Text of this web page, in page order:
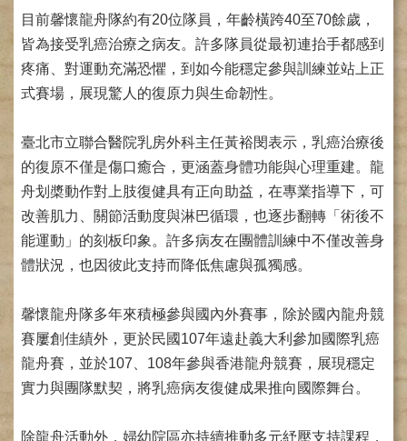
(Health
Management
Center)
醫
費
基
準
電
子
病
歷
施
範
圍
交
目前馨懷龍舟隊約有20位隊員，年齡橫跨40至70餘歲，
皆為接受乳癌治療之病友。許多隊員從最初連抬手都感到
疼痛、對運動充滿恐懼，到如今能穩定參與訓練並站上正
式賽場，展現驚人的復原力與生命韌性。
臺北市立聯合醫院乳房外科主任黃裕閔表示，乳癌治療後
的復原不僅是傷口癒合，更涵蓋身體功能與心理重建。龍
舟划槳動作對上肢復健具有正向助益，在專業指導下，可
改善肌力、關節活動度與淋巴循環，也逐步翻轉「術後不
能運動」的刻板印象。許多病友在團體訓練中不僅改善身
體狀況，也因彼此支持而降低焦慮與孤獨感。
馨懷龍舟隊多年來積極參與國內外賽事，除於國內龍舟競
賽屢創佳績外，更於民國107年遠赴義大利參加國際乳癌
龍舟賽，並於107、108年參與香港龍舟競賽，展現穩定
實力與團隊默契，將乳癌病友復健成果推向國際舞台。
除龍舟活動外，婦幼院區亦持續推動多元紓壓支持課程，